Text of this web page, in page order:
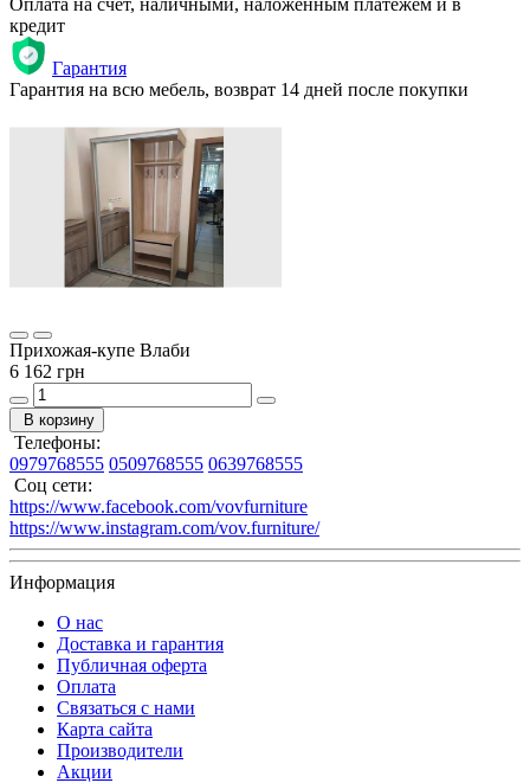
кредит
Гарантия
Гарантия на всю мебель, возврат 14 дней после покупки
Прихожая-купе Влаби
6 162 грн
В корзину
Телефоны:
0979768555 0509768555 0639768555
Соц сети:
https://www.facebook.com/vovfurniture
https://www.instagram.com/vov.furniture/
Информация
О нас
Доставка и гарантия
Публичная оферта
Оплата
Связаться с нами
Карта сайта
Производители
Акции